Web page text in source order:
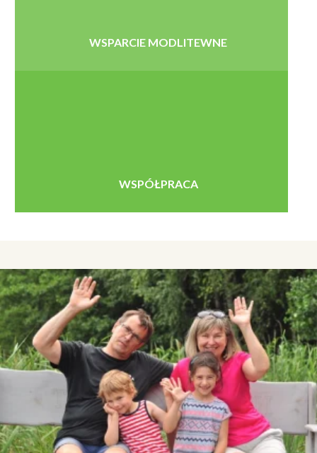
WSPARCIE MODLITEWNE
WSPÓŁPRACA